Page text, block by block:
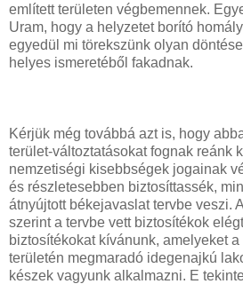
említett területen végbemennek.
Uram, hogy a helyzetet borító
egyedül mi törekszünk olyan
helyes ismeretéből fakadnak.
Kérjük még továbbá azt is, hogy
terület-változtatásokat fognak reánk
nemzetiségi kisebbségek jogainak
és részletesebben biztosíttassék,
átnyújtott békejavaslat tervbe veszi.
szerint a tervbe vett biztosítékok
biztosítékokat kívánunk, amelyeket
területén megmaradó idegenajkú
készek vagyunk alkalmazni. E